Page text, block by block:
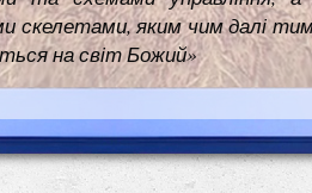
скелетами, яким чим далі тим
на світ Божий»